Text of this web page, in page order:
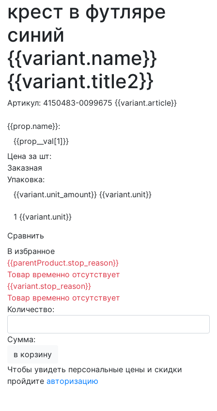
крест в футляре
синий
{{variant.name}}
{{variant.title2}}
Артикул: 4150483-0099675 {{variant.article}}
{{prop.name}}:
{{prop__val[1]}}
Цена за шт:
Заказная
Упаковка:
{{variant.unit_amount}} {{variant.unit}}
1 {{variant.unit}}
Сравнить
В избранное
{{parentProduct.stop_reason}}
Товар временно отсутствует
{{variant.stop_reason}}
Товар временно отсутствует
Количество:
Сумма:
в корзину
Чтобы увидеть персональные цены и скидки
пройдите авторизацию